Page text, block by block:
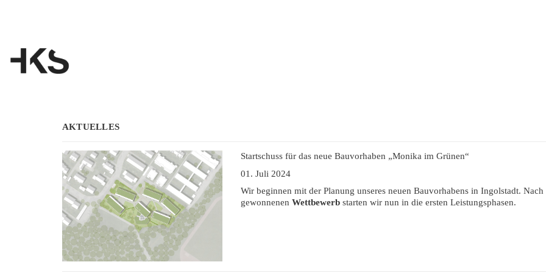
AKTUELLES
Startschuss für das neue Bauvorhaben „Monika im Grünen“
01. Juli 2024
Wir beginnen mit der Planung unseres neuen Bauvorhabens in Ingolstadt. Nach
gewonnenen Wettbewerbstarten wir nun in die ersten Leistungsphasen.